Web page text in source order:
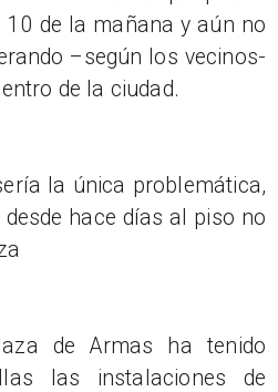
10 de la mañana y aún no
–según los vecinos-
de la ciudad.
la única problemática,
hace días al piso no
de Armas ha tenido
las instalaciones de